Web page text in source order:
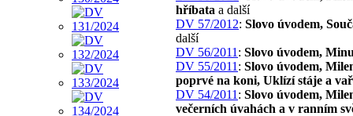
hříbata a další
DV 57/2012: Slovo úvodem,
další
DV 56/2011 : Slovo úvodem,
DV 55/2011 : Slovo úvodem,
poprvé na koni, Uklízí stáje a
DV 54/2011 : Slovo úvodem,
večerních úvahách a v ranním